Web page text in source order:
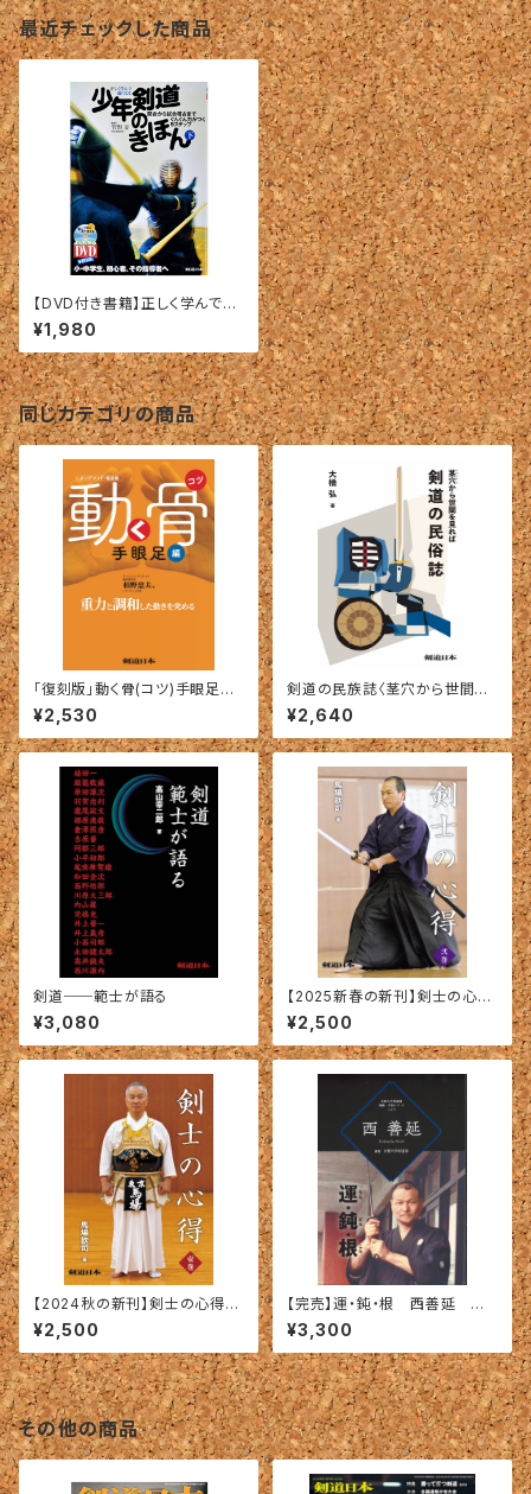
最近チェックした商品
【DVD付き書籍】正しく学んで強
くなる、少年剣道のきほん：下
¥1,980
同じカテゴリの商品
「復刻版」動く骨(コツ)手眼足編
―重力と調和した動きを究める
（栢野忠夫＝著）
¥2,530
剣道の民族誌〈茎穴から世間を
見れば〉
¥2,640
剣道──範士が語る
¥3,080
【2025新春の新刊】剣士の心得
〈弐巻〉馬場欽司＝著
¥2,500
【2024秋の新刊】剣士の心得
〈壱巻〉馬場欽司＝著
¥2,500
【完売】運・鈍・根 西善延 〜
京都大学剣道部師範一代記シリ
ーズvol.2〜
¥3,300
その他の商品